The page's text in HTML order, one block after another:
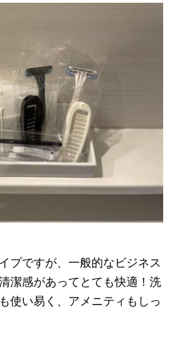
プですが、一般的なビジネス
潔感があってとても快適！洗
使い易く、アメニティもしっ